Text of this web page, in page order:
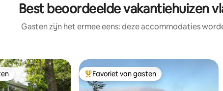
Best beoordeelde vakantiehuizen
Gasten zijn het ermee eens: deze accommodaties
Topfavoriet van gasten
Favoriet van gasten